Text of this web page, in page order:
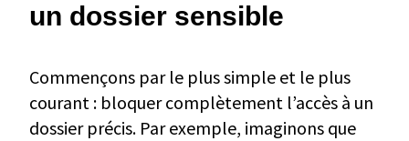
un dossier sensible
Commençons par le plus simple et le plus
courant : bloquer complètement l’accès à un
dossier précis. Par exemple, imaginons que